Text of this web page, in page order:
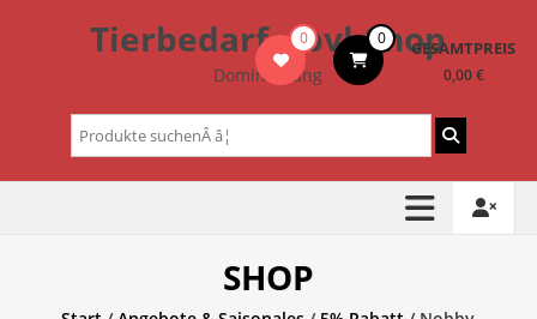
Tierbedarf – bvl-Shop
Dominik Lang
0 0 GESAMTPREIS
0,00 €
Suchen
nach:
SHOP